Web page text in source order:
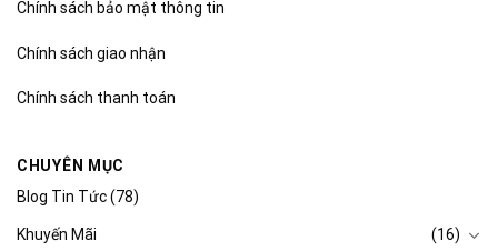
Chính sách bảo mật thông tin
Chính sách giao nhận
Chính sách thanh toán
CHUYÊN MỤC
Blog Tin Tức(78)
Khuyến Mãi (16)